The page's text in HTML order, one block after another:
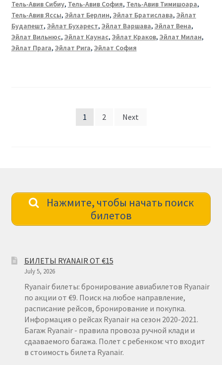
Тель-Авив Сибиу, Тель-Авив София, Тель-Авив Тимишоарa,
Тель-Авив Яссы, Эйлат Берлин, Эйлат Братислава, Эйлат
Будапешт, Эйлат Бухарест, Эйлат Варшава, Эйлат Вена,
Эйлат Вильнюс, Эйлат Каунас, Эйлат Краков, Эйлат Милан,
Эйлат Прага, Эйлат Рига, Эйлат София
1 2 Next
Нажмите, чтобы начать поиск
билетов
БИЛЕТЫ RYANAIR ОТ €15
July 5, 2026
Ryanair билеты: бронирование авиабилетов Ryanair
по акции от €9. Поиск на любое направление,
расписание рейсов, бронирование и покупка.
Информация о рейсах Ryanair на сезон 2020-2021.
Багаж Ryanair - правила провоза ручной клади и
сдааваемого багажа. Полет с ребенком: что входит
в стоимость билета Ryanair.